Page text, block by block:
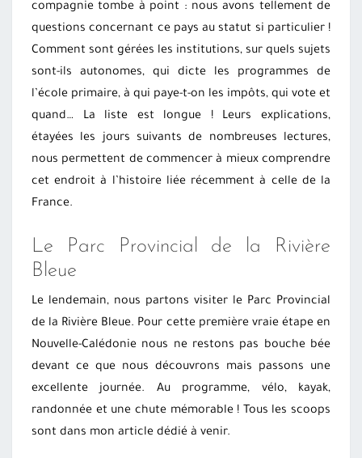
compagnie tombe à point : nous avons tellement de
questions concernant ce pays au statut si particulier !
Comment sont gérées les institutions, sur quels sujets
sont-ils autonomes, qui dicte les programmes de
l’école primaire, à qui paye-t-on les impôts, qui vote et
quand… La liste est longue ! Leurs explications,
étayées les jours suivants de nombreuses lectures,
nous permettent de commencer à mieux comprendre
cet endroit à l’histoire liée récemment à celle de la
France.
Le Parc Provincial de la Rivière
Bleue
Le lendemain, nous partons visiter le Parc Provincial
de la Rivière Bleue. Pour cette première vraie étape en
Nouvelle-Calédonie nous ne restons pas bouche bée
devant ce que nous découvrons mais passons une
excellente journée. Au programme, vélo, kayak,
randonnée et une chute mémorable ! Tous les scoops
sont dans mon article dédié à venir.